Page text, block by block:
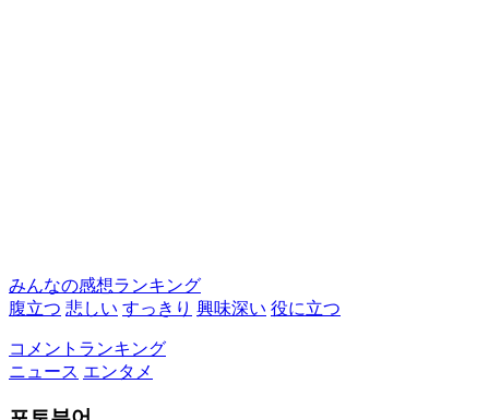
みんなの感想ランキング
腹立つ 悲しい すっきり 興味深い 役に立つ
コメントランキング
ニュース エンタメ